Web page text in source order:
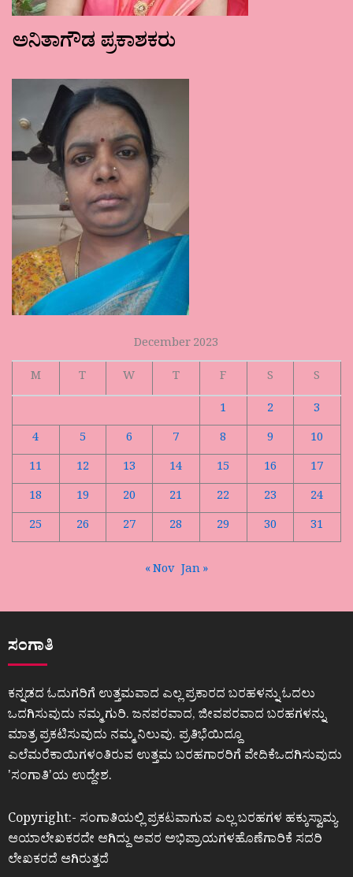
ಅನಿತಾಗೌಡ ಪ್ರಕಾಶಕರು
December 2023
M
T W T F S
S
1
2
3
4
5 6 7 8 9
10
11
12 13 14 15 16
17
18
19 20 21 22 23
24
25
26 27 28 29 30 31
« Nov Jan »
ಸಂಗಾತಿ
ಕನ್ನಡದ ಓದುಗರಿಗೆ ಉತ್ತಮವಾದ ಎಲ್ಲ ಪ್ರಕಾರದ ಬರಹಳನ್ನು ಓದಲು
ಒದಗಿಸುವುದು ನಮ್ಮ ಗುರಿ. ಜನಪರವಾದ, ಜೀವಪರವಾದ ಬರಹಗಳನ್ನು
ಮಾತ್ರ ಪ್ರಕಟಿಸುವುದು ನಮ್ಮ ನಿಲುವು. ಪ್ರತಿಭೆಯಿದ್ದೂ
ಎಲೆಮರೆಕಾಯಿಗಳಂತಿರುವ ಉತ್ತಮ ಬರಹಗಾರರಿಗೆ ವೇದಿಕೆಒದಗಿಸುವುದು
ʼಸಂಗಾತಿʼಯ ಉದ್ದೇಶ.
Copyright:- ಸಂಗಾತಿಯಲ್ಲಿ ಪ್ರಕಟವಾಗುವ ಎಲ್ಲ ಬರಹಗಳ ಹಕ್ಕುಸ್ವಾಮ್ಯ
ಆಯಾಲೇಖಕರದೇ ಆಗಿದ್ದು ಅವರ ಅಭಿಪ್ರಾಯಗಳಹೊಣೆಗಾರಿಕೆ ಸದರಿ
ಲೇಖಕರದೆ ಆಗಿರುತ್ತದೆ